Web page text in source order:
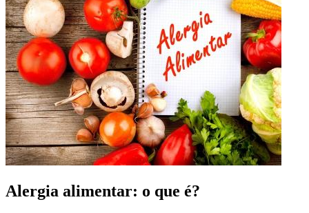
Alergia alimentar: o que é?